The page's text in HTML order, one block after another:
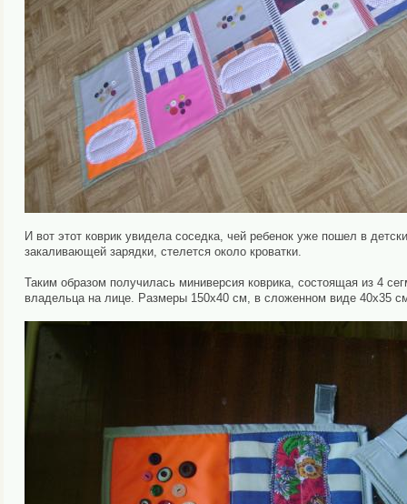
И вот этот коврик увидела соседка, чей ребенок уже пошел в
закаливающей зарядки, стелется около кроватки.
Таким образом получилась миниверсия коврика, состоящая из 4
владельца на лице. Размеры 150х40 см, в сложенном виде 40х35